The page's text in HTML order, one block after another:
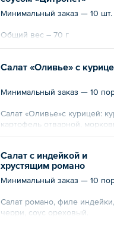
Минимальный заказ — 10 шт.
Общий вес – 70 г
Салат «Оливье» с
Минимальный заказ — 10
Салат «Оливье»с курицей:
картофель отварной,
горошек, яйцо, огурцы
Общий вес – 70 г
Салат с индейкой и
хрустящим романо
Минимальный заказ — 10
Салат романо, филе
черри, соус ореховый.